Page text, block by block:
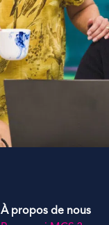
À propos de nous